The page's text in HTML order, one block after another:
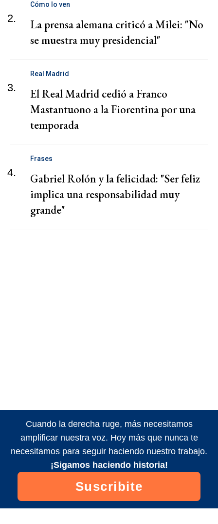
2.
Cómo lo ven
La prensa alemana criticó a Milei: "No
se muestra muy presidencial"
3.
Real Madrid
El Real Madrid cedió a Franco
Mastantuono a la Fiorentina por una
temporada
4.
Frases
Gabriel Rolón y la felicidad: "Ser feliz
implica una responsabilidad muy
grande"
Cuando la derecha ruge, más necesitamos
amplificar nuestra voz. Hoy más que nunca te
necesitamos para seguir haciendo nuestro trabajo.
¡Sigamos haciendo historia!
Suscribite